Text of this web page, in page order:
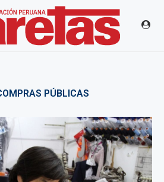
PÚBLICAS